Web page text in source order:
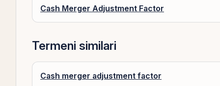
Cash Merger Adjustment Factor
Termeni similari
Cash merger adjustment factor